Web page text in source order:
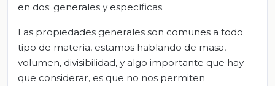
en dos: generales y específicas.
Las propiedades generales son comunes a todo
tipo de materia, estamos hablando de masa,
volumen, divisibilidad, y algo importante que hay
que considerar, es que no nos permiten